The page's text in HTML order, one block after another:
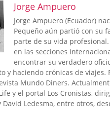
Jorge Ampuero
Jorge Ampuero (Ecuador)
Pequeño aún partió con su
parte de su vida
en las secciones
encontrar su verdadero
y haciendo crónicas de
Mundo Diners.
y el portal Los Cronistas,
David Ledesma, entre otros,